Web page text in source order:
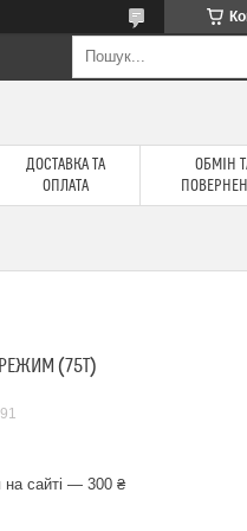
ДОСТАВКА ТА
ОПЛАТА
ОБМІН
(75T)
на сайті — 300 ₴